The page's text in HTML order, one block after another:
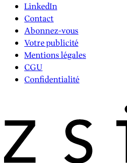
LinkedIn
Contact
Abonnez-vous
Votre publicité
Mentions légales
CGU
Confidentialité